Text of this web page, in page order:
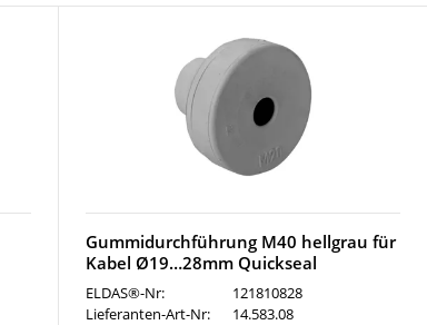
Gummidurchführung M40 hellgrau für
Kabel Ø19…28mm Quickseal
ELDAS®-Nr:
121810828
Lieferanten-Art-Nr:
14.583.08